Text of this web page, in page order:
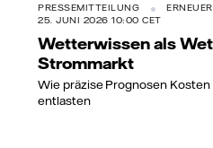
PRESSEMITTEILUNG
25. JUNI 2026 10:00 CET
Wetterwissen als
Strommarkt
Wie präzise Prognosen
entlasten